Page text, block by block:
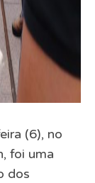
(6), no
foi uma
dos